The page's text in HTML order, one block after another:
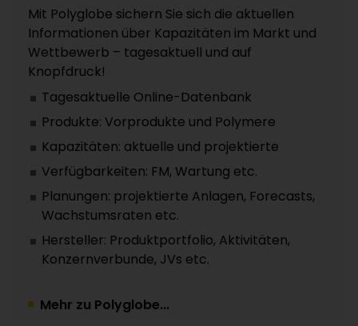
Mit Polyglobe sichern Sie sich die aktuellen
Informationen über Kapazitäten im Markt und
Wettbewerb – tagesaktuell und auf
Knopfdruck!
Tagesaktuelle Online-Datenbank
Produkte: Vorprodukte und Polymere
Kapazitäten: aktuelle und projektierte
Verfügbarkeiten: FM, Wartung etc.
Planungen: projektierte Anlagen, Forecasts,
Wachstumsraten etc.
Hersteller: Produktportfolio, Aktivitäten,
Konzernverbunde, JVs etc.
Mehr zu Polyglobe...